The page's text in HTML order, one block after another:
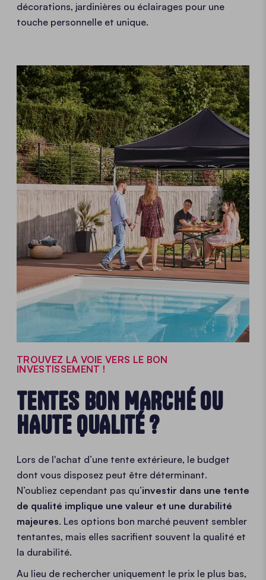
décorations, jardinières ou éclairages pour une
touche personnelle et unique.
TROUVEZ LA VOIE VERS LE BON
INVESTISSEMENT !
TENTES BON MARCHÉ OU
HAUTE QUALITÉ ?
Lors de l'achat d’une tente extérieure, le budget
dont vous disposez peut être déterminant.
N’oubliez cependant pas qu’investir dans une tente
de qualité implique une valeur et une durabilité
majeures. Les options bon marché peuvent sembler
tentantes, mais elles sacrifient souvent la qualité et
la durabilité.
Au lieu de rechercher uniquement le prix le plus bas,